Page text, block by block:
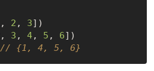
, 2 , 3
, 3 , 4, 5 , 6])
// {1, 4, 5, 6}